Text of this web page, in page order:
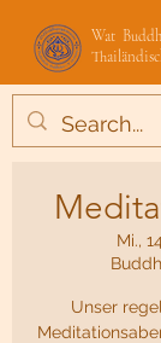
Wat
Mi.,
Unser